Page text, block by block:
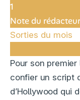
1
Note du rédacteur
Sorties du mois
Pour son
confier un script
d’Hollywood qui